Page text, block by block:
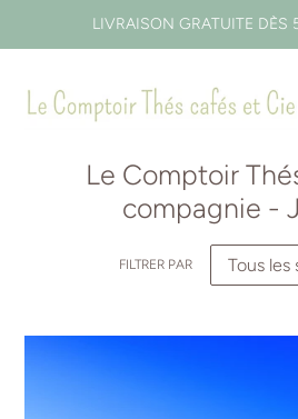
LIVRAISON GRATUITE DÈS
Le Comptoir
compagnie -
FILTRER PAR